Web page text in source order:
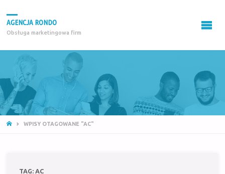
AGENCJA RONDO
Obsługa marketingowa firm
STRONA
WPISY OTAGOWANE "AC"
TAG: AC